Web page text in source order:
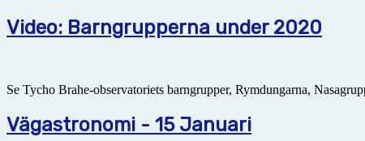
Video: Barngrupperna under 2020
Se Tycho Brahe-observatoriets barngrupper, Rymdungarna,
Vägastronomi - 15 Januari